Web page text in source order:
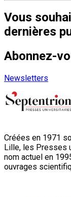
Vous
dernières
Abonnez-
Newsletters
Créées en 1971
Lille, les Presses
nom actuel en
ouvrages